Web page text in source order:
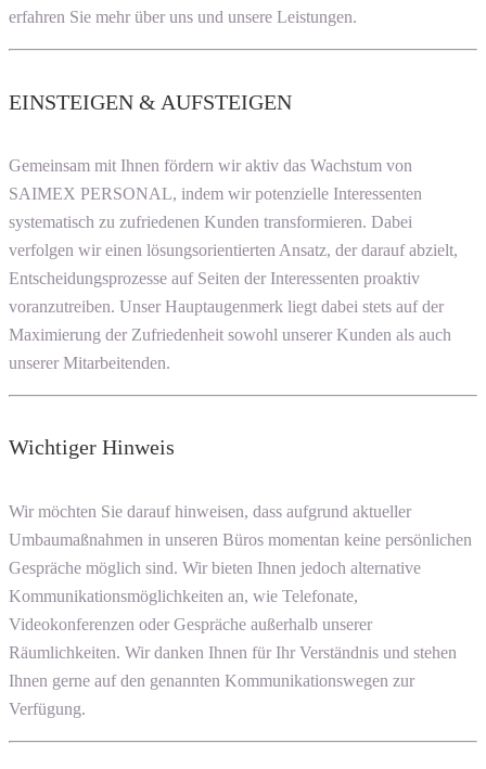
erfahren Sie mehr über uns und unsere Leistungen.
EINSTEIGEN & AUFSTEIGEN
Gemeinsam mit Ihnen fördern wir aktiv das Wachstum von
SAIMEX PERSONAL, indem wir potenzielle Interessenten
systematisch zu zufriedenen Kunden transformieren. Dabei
verfolgen wir einen lösungsorientierten Ansatz, der darauf abzielt,
Entscheidungsprozesse auf Seiten der Interessenten proaktiv
voranzutreiben. Unser Hauptaugenmerk liegt dabei stets auf der
Maximierung der Zufriedenheit sowohl unserer Kunden als auch
unserer Mitarbeitenden.
Wichtiger Hinweis
Wir möchten Sie darauf hinweisen, dass aufgrund aktueller
Umbaumaßnahmen in unseren Büros momentan keine persönlichen
Gespräche möglich sind. Wir bieten Ihnen jedoch alternative
Kommunikationsmöglichkeiten an, wie Telefonate,
Videokonferenzen oder Gespräche außerhalb unserer
Räumlichkeiten. Wir danken Ihnen für Ihr Verständnis und stehen
Ihnen gerne auf den genannten Kommunikationswegen zur
Verfügung.